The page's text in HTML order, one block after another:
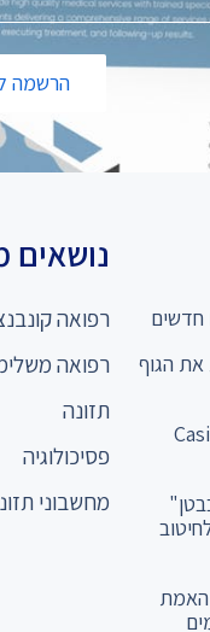
הרשמה
הגוף
בבטן"
האמת
נושאים
רפואה
רפואה
תזונה
פסיכולוגיה
מחשבוני